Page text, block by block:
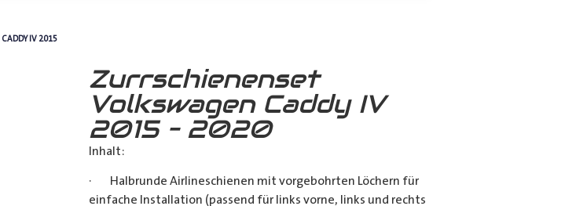
CADDY IV 2015
Zurrschienenset
Volkswagen Caddy IV
2015 – 2020
Inhalt:
· Halbrunde Airlineschienen mit vorgebohrten Löchern für
einfache Installation (passend für links vorne, links und rechts